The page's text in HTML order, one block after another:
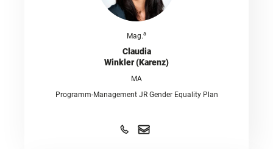
Mag.a
Claudia
Winkler (Karenz)
MA
Programm-Management JR Gender Equality Plan